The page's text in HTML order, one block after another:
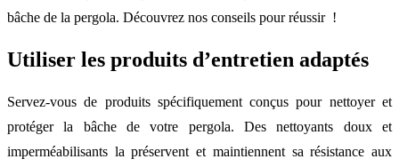
bâche de la pergola. Découvrez nos conseils pour réussir !
Utiliser les produits d’entretien adaptés
Servez-vous de produits spécifiquement conçus pour nettoyer et
protéger la bâche de votre pergola. Des nettoyants doux et
imperméabilisants la préservent et maintiennent sa résistance aux